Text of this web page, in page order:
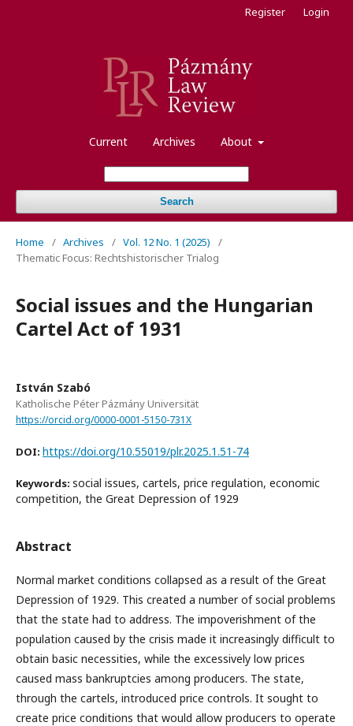
Current Archives About
Search
Register Login
Home / Archives / Vol. 12 No. 1 (2025)
/
Thematic Focus: Rechtshistorischer Trialog
Social issues and the Hungarian
Cartel Act of 1931
István Szabó
Katholische Péter Pázmány Universität
https://orcid.org/0000-0001-5150-731X
DOI: https://doi.org/10.55019/plr.2025.1.51-74
Keywords: social issues, cartels, price regulation, economic
competition, the Great Depression of 1929
Abstract
Normal market conditions collapsed as a result of the Great
Depression of 1929. This created a number of social problems
that the state had to address. The impoverishment of the
population caused by the crisis made it increasingly difficult to
obtain basic necessities, while the excessively low prices
caused mass bankruptcies among producers. The state,
through the cartels, introduced price controls. It sought to
create price conditions that would allow producers to operate